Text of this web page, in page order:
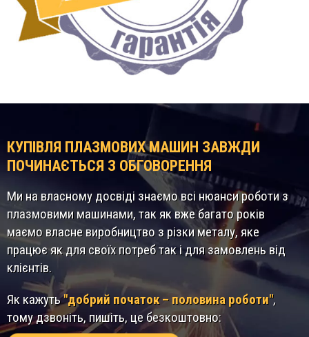
КУПІВЛЯ ПЛАЗМОВИХ МАШИН ЗАВЖДИ
ПОЧИНАЄТЬСЯ З ОБГОВОРЕННЯ
Ми на власному досвіді знаємо всі нюанси роботи з
плазмовими машинами, так як вже багато років
маємо власне виробництво з різки металу, яке
працює як для своїх потреб так і для замовлень від
клієнтів.
Як кажуть"добрий початок – половина роботи",
тому дзвоніть, пишіть, це безкоштовно: